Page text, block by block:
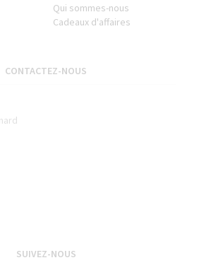
Qui sommes-nous
Cadeaux d'affaires
CONTACTEZ-NOUS
SUIVEZ-NOUS